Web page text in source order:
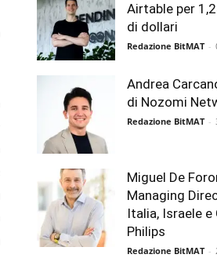
Airtable per
di dollari
Redazione BitMAT -
Andrea
di Nozomi
Redazione BitMAT -
Miguel De
Managing
Italia, Israele e
Philips
Redazione BitMAT -